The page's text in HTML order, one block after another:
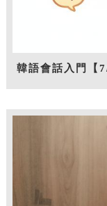
韓語會話入門【